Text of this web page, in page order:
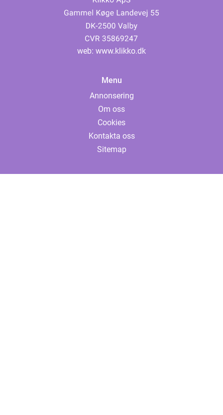
web: www.klikko.dk
Menu
Annonsering
Om oss
Cookies
Kontakta oss
Sitemap